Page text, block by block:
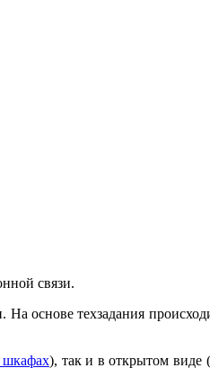
связи.
основе техзадания
шкафах), так и в открытом виде (